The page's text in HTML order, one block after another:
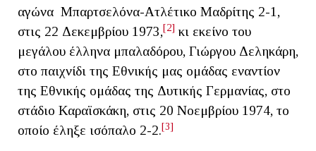
αγώνα Μπαρτσελόνα-Aτλέτικο Μαδρίτης 2-1,
στις 22 Δεκεμβρίου 1973,[2] κι εκείνο του
μεγάλου έλληνα μπαλαδόρου, Γιώργου Δεληκάρη,
στο παιχνίδι της Εθνικής μας ομάδας εναντίον
της Εθνικής ομάδας της Δυτικής Γερμανίας, στο
στάδιο Καραϊσκάκη, στις 20 Νοεμβρίου 1974, το
οποίο έληξε ισόπαλο 2-2.[3]